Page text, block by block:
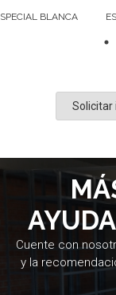
BLANCA
Solicitar
Cuente con
y la